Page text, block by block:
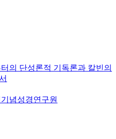
의 단성론적 기독론과 칼빈의
념성경연구원